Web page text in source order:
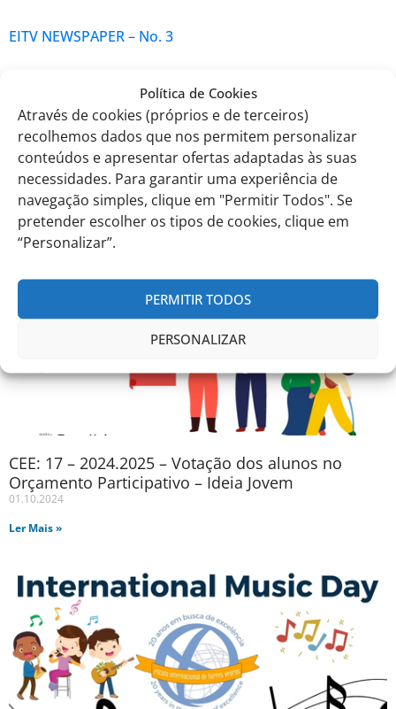
Política de Cookies
Através de cookies (próprios e de terceiros)
recolhemos dados que nos permitem personalizar
conteúdos e apresentar ofertas adaptadas às suas
necessidades. Para garantir uma experiência de
navegação simples, clique em "Permitir Todos". Se
pretender escolher os tipos de cookies, clique em
“Personalizar”.
PERMITIR TODOS
PERSONALIZAR
EITV NEWSPAPER – No. 3
The Administration
Comunicados anteriores
CEE: 17 – 2024.2025 – Votação dos alunos no
Orçamento Participativo – Ideia Jovem
01.10.2024
Ler Mais »